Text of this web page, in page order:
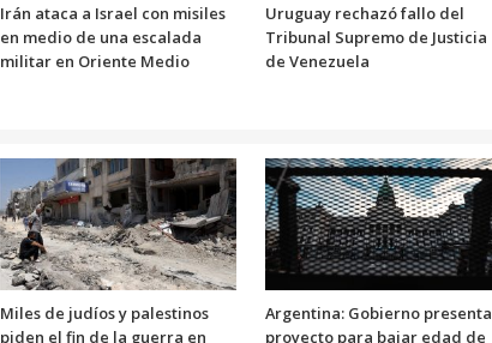
Irán ataca a Israel con misiles
en medio de una escalada
militar en Oriente Medio
Uruguay rechazó fallo del
Tribunal Supremo de Justicia
de Venezuela
Miles de judíos y palestinos
piden el fin de la guerra en
Argentina: Gobierno presenta
proyecto para bajar edad de